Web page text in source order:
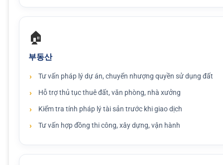
🏠
부동산
Tư vấn pháp lý dự án, chuyển nhượng quyền sử dụng đất
Hỗ trợ thủ tục thuê đất, văn phòng, nhà xưởng
Kiểm tra tính pháp lý tài sản trước khi giao dịch
Tư vấn hợp đồng thi công, xây dựng, vận hành